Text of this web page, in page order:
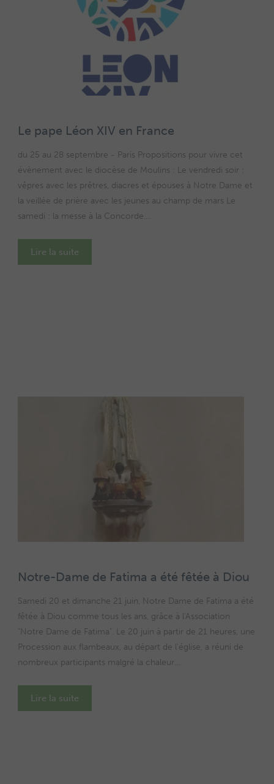
Le pape Léon XIV en France
du 25 au 28 septembre - Paris Propositions pour vivre cet
évènement avec le diocèse de Moulins : Le vendredi soir :
vêpres avec les prêtres, diacres et épouses à Notre Dame et
la veillée de prière avec les jeunes au champ de mars Le
samedi : la messe à la Concorde....
Lire la suite
Notre-Dame de Fatima a été fêtée à Diou
Samedi 20 et dimanche 21 juin, Notre Dame de Fatima a été
fêtée à Diou comme tous les ans, grâce à l'Association
"Notre Dame de Fatima". Le 20 juin à partir de 21 heures, une
Procession aux flambeaux, au départ de l'église, a réuni de
nombreux participants malgré la chaleur....
Lire la suite